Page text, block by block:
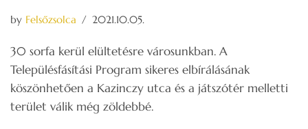
by Felsőzsolca 2021.10.05.
30 sorfa kerül elültetésre városunkban. A
Településfásítási Program sikeres elbírálásának
köszönhetően a Kazinczy utca és a játszótér melletti
terület válik még zöldebbé.